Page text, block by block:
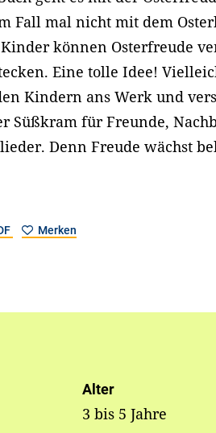
Fall mal nicht mit dem
können Osterfreude
Eine tolle Idee!
Kindern ans Werk und
Süßkram für Freunde,
Denn Freude wächst
Merken
Alter
3 bis 5 Jahre